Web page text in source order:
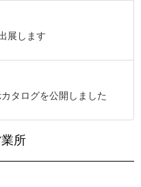
展します
タログを公開しました
所